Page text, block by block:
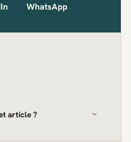
WhatsApp
article ?